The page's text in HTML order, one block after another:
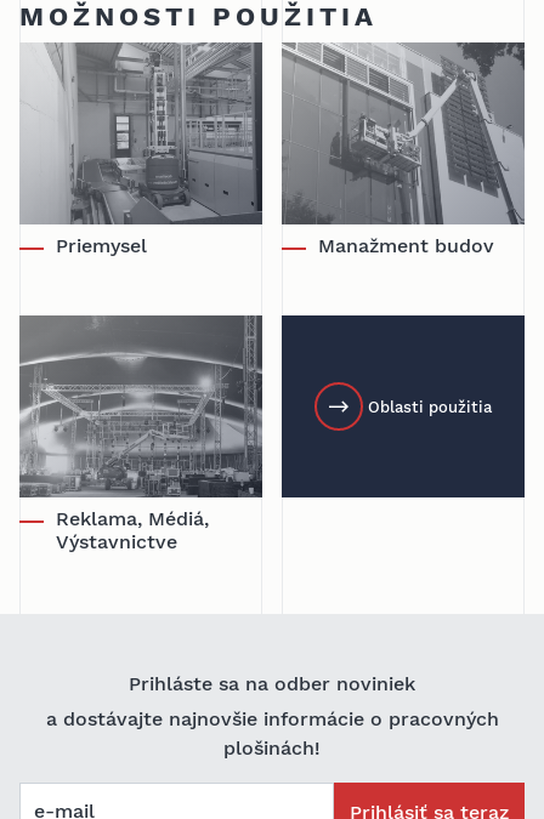
MOŽNOSTI POUŽITIA
Priemysel Manažment budov
Reklama, Médiá,
Výstavnictve
Oblasti použitia
Prihláste sa na odber noviniek
a dostávajte najnovšie informácie o pracovných
plošinách!
e-mail Prihlásiť sa teraz